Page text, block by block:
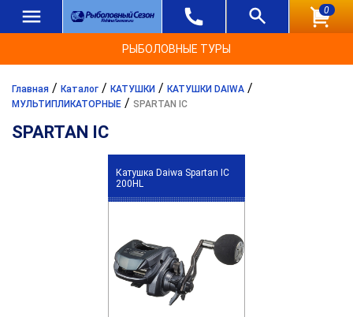
0
РЫБОЛОВНЫЕ ТУРЫ
Главная / Каталог / КАТУШКИ / КАТУШКИ DAIWA /
МУЛЬТИПЛИКАТОРНЫЕ / SPARTAN IC
SPARTAN IC
Катушка Daiwa Spartan IC
200HL